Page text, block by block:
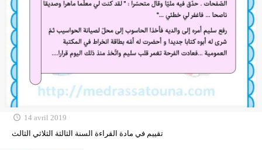
14 avril 2019
تقييم في مادة القراءة السنة الثالثة الثلاثي الثالث